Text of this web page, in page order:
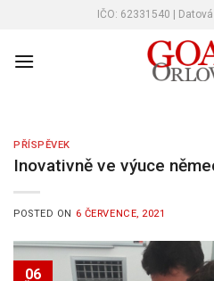
content
IČO: 62331540 |
PŘÍSPĚVEK
Inovativně ve výuce
POSTED ON 6 ČERVENCE, 2021
06